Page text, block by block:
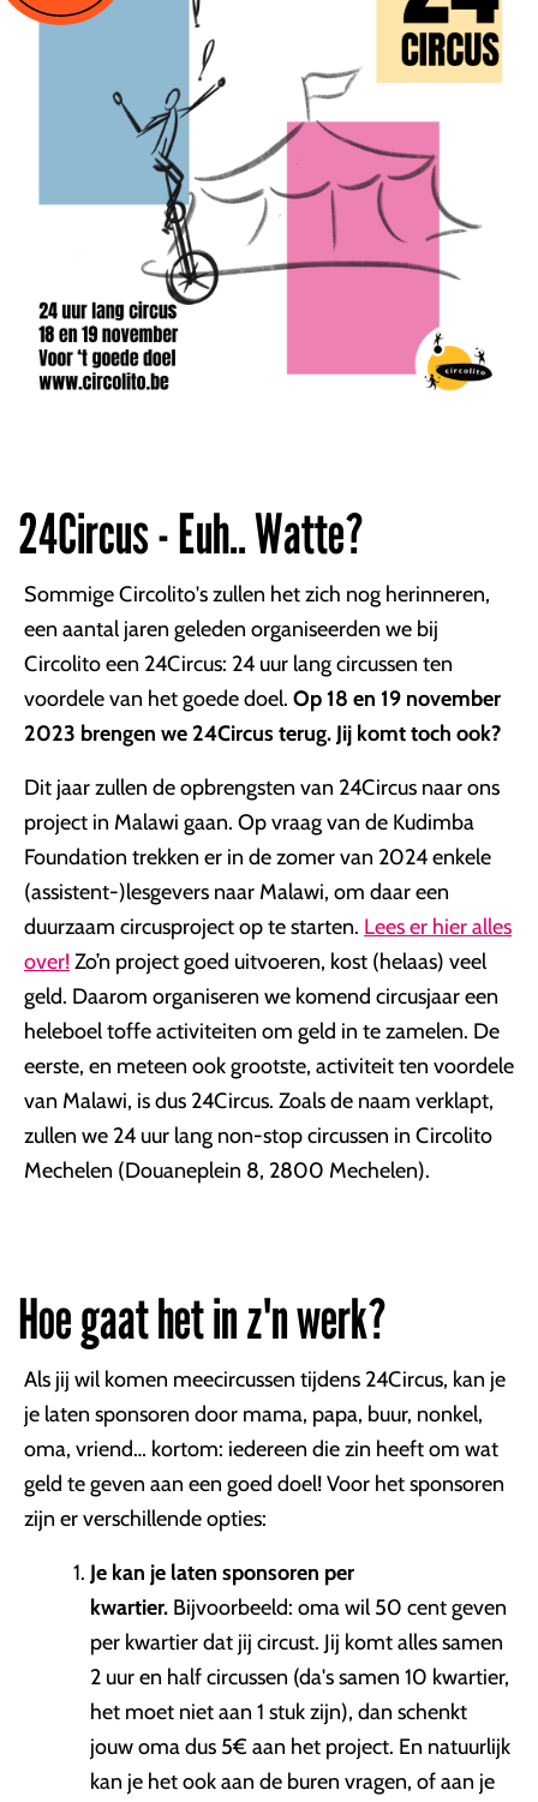
24Circus - Euh.. Watte?
Sommige Circolito's zullen het zich nog herinneren,
een aantal jaren geleden organiseerden we bij
Circolito een 24Circus: 24 uur lang circussen ten
voordele van het goede doel. Op 18 en 19 november
2023 brengen we 24Circus terug. Jij komt toch ook?
Dit jaar zullen de opbrengsten van 24Circus naar ons
project in Malawi gaan. Op vraag van de Kudimba
Foundation trekken er in de zomer van 2024 enkele
(assistent-)lesgevers naar Malawi, om daar een
duurzaam circusproject op te starten. Lees er hier alles
over!Zo’n project goed uitvoeren, kost (helaas) veel
geld. Daarom organiseren we komend circusjaar een
heleboel toffe activiteiten om geld in te zamelen. De
eerste, en meteen ook grootste, activiteit ten voordele
van Malawi, is dus 24Circus. Zoals de naam verklapt,
zullen we 24 uur lang non-stop circussen in Circolito
Mechelen (Douaneplein 8, 2800 Mechelen).
Hoe gaat het in z'n werk?
Als jij wil komen meecircussen tijdens 24Circus, kan je
je laten sponsoren door mama, papa, buur, nonkel,
oma, vriend… kortom: iedereen die zin heeft om wat
geld te geven aan een goed doel! Voor het sponsoren
zijn er verschillende opties:
Je kan je laten sponsoren per
kwartier. Bijvoorbeeld: oma wil 50 cent geven
per kwartier dat jij circust. Jij komt alles samen
2 uur en half circussen (da's samen 10 kwartier,
het moet niet aan 1 stuk zijn), dan schenkt
jouw oma dus 5€ aan het project. En natuurlijk
kan je het ook aan de buren vragen, of aan je